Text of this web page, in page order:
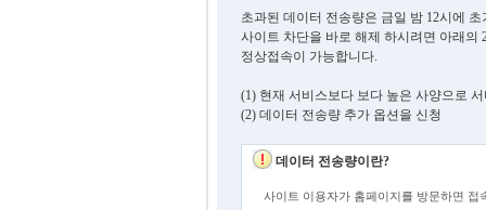
초과된 데이터 전송량은 금일 밤 12시에
사이트 차단을 바로 해제 하시려면 아래의
정상접속이 가능합니다.
(1) 현재 서비스보다 보다 높은 사양으로
(2) 데이터 전송량 추가 옵션을 신청
데이터 전송량이란?
사이트 이용자가 홈페이지를 방문하면 접